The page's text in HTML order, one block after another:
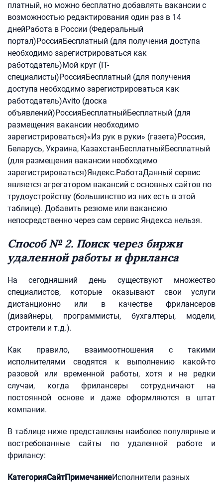
платный, но можно бесплатно добавлять вакансии с
возможностью редактирования один раз в 14
днейРабота в России (Федеральный
портал)РоссияБесплатный (для получения доступа
необходимо зарегистрироваться как
работодатель)Мой круг (IT-
специалисты)РоссияБесплатный (для получения
доступа необходимо зарегистрироваться как
работодатель)Avito (доска
объявлений)РоссияБесплатныйБесплатный (для
размещения вакансии необходимо
зарегистрироваться)«Из рук в руки» (газета)Россия,
Беларусь, Украина, КазахстанБесплатныйБесплатный
(для размещения вакансии необходимо
зарегистрироваться)Яндекс.РаботаДанный сервис
является агрегатором вакансий с основных сайтов по
трудоустройству (большинство из них есть в этой
таблице). Добавить резюме или вакансию
непосредственно через сам сервис Яндекса нельзя.
Способ № 2. Поиск через биржи
удаленной работы и фриланса
На сегодняшний день существуют множество
специалистов, которые оказывают свои услуги
дистанционно или в качестве фрилансеров
(дизайнеры, программисты, бухгалтеры, модели,
строители и т.д.).
Как правило, взаимоотношения с такими
исполнителями сводятся к выполнению какой-то
разовой или временной работы, хотя и не редки
случаи, когда фрилансеры сотрудничают на
постоянной основе и даже оформляются в штат
компании.
В таблице ниже представлены наиболее популярные и
востребованные сайты по удаленной работе и
фрилансу:
КатегорияСайтПримечаниеИсполнители разных